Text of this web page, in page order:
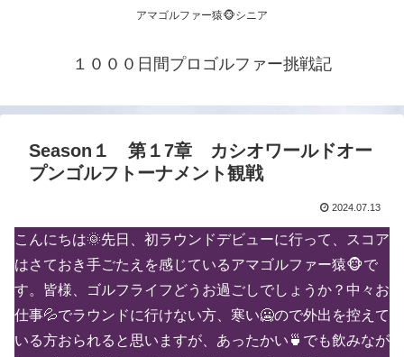
アマゴルファー猿🐵シニア
１０００日間プロゴルファー挑戦記
Season１ 第１7章 カシオワールドオー
プンゴルフトーナメント観戦
2024.07.13
こんにちは🌞先日、初ラウンドデビューに行って、スコア
はさておき手ごたえを感じているアマゴルファー猿🐵で
す。皆様、ゴルフライフどうお過ごしでしょうか？中々お
仕事💦でラウンドに行けない方、寒い🥶ので外出を控えて
いる方おられると思いますが、あったかい🍵でも飲みなが